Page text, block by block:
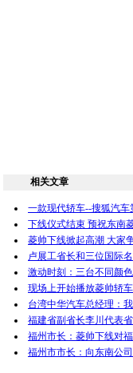
相关文章
一款现代轿车--搜狐汽
下线仪式结束 预祝东南
菱帅下线掀起高潮 大家
卢展工省长和三位国际
激动时刻：三台不同颜
现场上开始播放菱帅轿
台湾中华汽车总经理：
福建省副省长李川代表
福州市长：菱帅下线对
福州市市长：向东南公